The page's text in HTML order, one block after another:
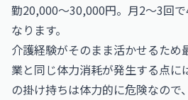
勤20,000〜30,000円。月2〜3回
なります。
介護経験がそのまま活かせるため
業と同じ体力消耗が発生する点に
の掛け持ちは体力的に危険なので